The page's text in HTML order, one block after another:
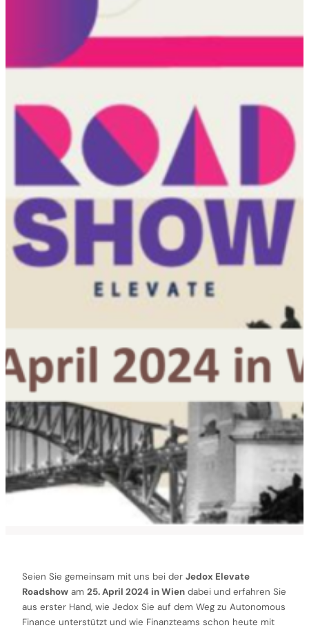
Seien Sie gemeinsam mit uns bei der Jedox Elevate
Roadshow am 25. April 2024 in Wien dabei und erfahren Sie
aus erster Hand, wie Jedox Sie auf dem Weg zu Autonomous
Finance unterstützt und wie Finanzteams schon heute mit